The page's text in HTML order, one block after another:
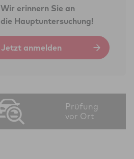
Wir erinnern Sie an
die Hauptuntersuchung!
Jetzt anmelden
Prüfung
vor Ort